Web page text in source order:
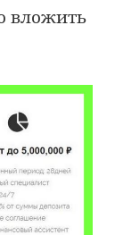
вложить